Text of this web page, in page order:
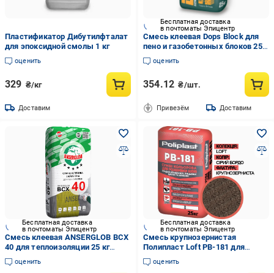
Пластификатор Дибутилфталат
для эпоксидной смолы 1 кг
оценить
329 ₴/кг
Доставим
Бесплатная доставка
в почтоматы Эпицентр
Cмесь клеевая Dops Block для
пено и газобетонных блоков 25
кг Белый (PPUA79444B)
оценить
354.12 ₴/шт.
Привезём Доставим
Бесплатная доставка
в почтоматы Эпицентр
Смесь клеевая ANSERGLOB BCX
40 для теплоизоляции 25 кг
(15632)
оценить
Бесплатная доставка
в почтоматы Эпицентр
Смесь крупнозернистая
Полипласт Loft PB-181 для
расшивки швов кладки
клинкерного/лицевого кирпича/
оценить